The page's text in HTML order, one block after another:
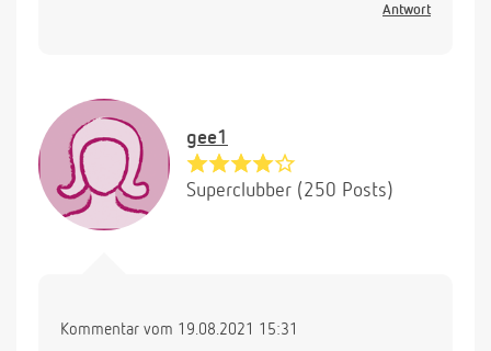
Antwort
gee1
Superclubber (250 Posts)
Kommentar vom 19.08.2021 15:31